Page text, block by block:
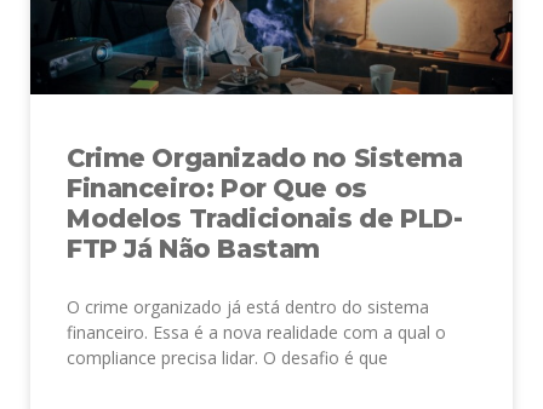
Crime Organizado no Sistema
Financeiro: Por Que os
Modelos Tradicionais de PLD-
FTP Já Não Bastam
O crime organizado já está dentro do sistema
financeiro. Essa é a nova realidade com a qual o
compliance precisa lidar. O desafio é que